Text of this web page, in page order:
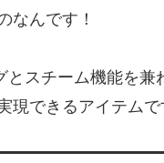
なんです！
とスチーム機能を
できるアイテムで